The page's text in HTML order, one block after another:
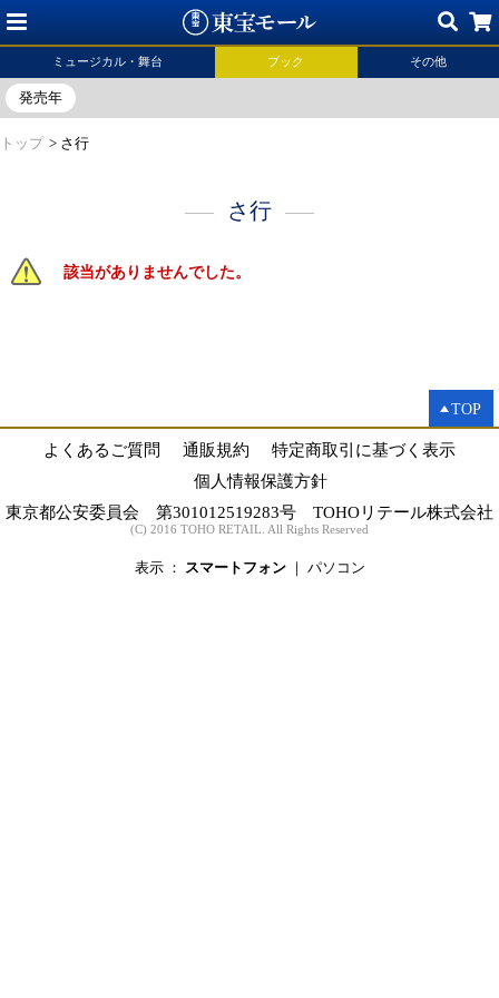
ミュージカル・舞台 ブック その他
発売年
トップ > さ行
さ行
該当がありませんでした。
TOP
よくあるご質問 通販規約
特定商取引に基づく表示
個人情報保護方針
東京都公安委員会 第301012519283号 TOHOリテール株式会社
(C) 2016 TOHO RETAIL. All Rights Reserved
表示 ： スマートフォン｜ パソコン